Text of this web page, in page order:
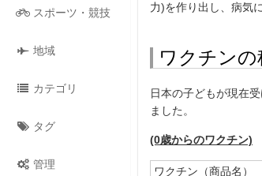
スポーツ・競技
地域
カテゴリ
タグ
管理
力)を作り出し、病気
ワクチンの
日本の子どもが現在
ました。
(0歳からのワクチン)
ワクチン（商品名）